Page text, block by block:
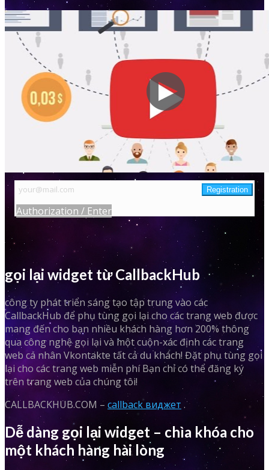
Authorization / Enter
gọi lại widget từ CallbackHub
công ty phát triển sáng tạo tập trung vào các
CallbackHub để phụ tùng gọi lại cho các trang web được
mang đến cho bạn nhiều khách hàng hơn 200% thông
qua công nghệ gọi lại và một cuộn-xác định các trang
web cá nhân Vkontakte tất cả du khách! Đặt phụ tùng gọi
lại cho các trang web miễn phí Bạn chỉ có thể đăng ký
trên trang web của chúng tôi!
CALLBACKHUB.COM – callback виджет .
Dễ dàng gọi lại widget – chìa khóa cho
một khách hàng hài lòng